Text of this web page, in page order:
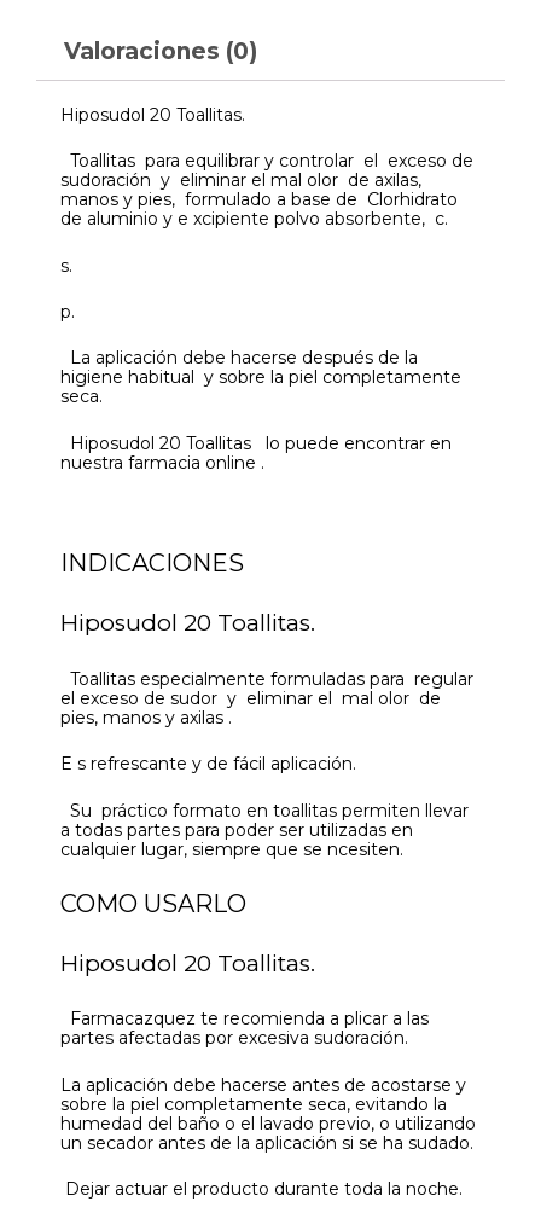
Valoraciones (0)
Hiposudol 20 Toallitas.
Toallitas para equilibrar y controlar el exceso de
sudoración y eliminar el mal olor de axilas,
manos y pies, formulado a base de Clorhidrato
de aluminio y e xcipiente polvo absorbente, c.
s.
p.
La aplicación debe hacerse después de la
higiene habitual y sobre la piel completamente
seca.
Hiposudol 20 Toallitas lo puede encontrar en
nuestra farmacia online .
INDICACIONES
Hiposudol 20 Toallitas.
Toallitas especialmente formuladas para regular
el exceso de sudor y eliminar el mal olor de
pies, manos y axilas .
E s refrescante y de fácil aplicación.
Su práctico formato en toallitas permiten llevar
a todas partes para poder ser utilizadas en
cualquier lugar, siempre que se ncesiten.
COMO USARLO
Hiposudol 20 Toallitas.
Farmacazquez te recomienda a plicar a las
partes afectadas por excesiva sudoración.
La aplicación debe hacerse antes de acostarse y
sobre la piel completamente seca, evitando la
humedad del baño o el lavado previo, o utilizando
un secador antes de la aplicación si se ha sudado.
Dejar actuar el producto durante toda la noche.